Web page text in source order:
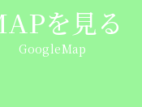
を見る
GoogleMap